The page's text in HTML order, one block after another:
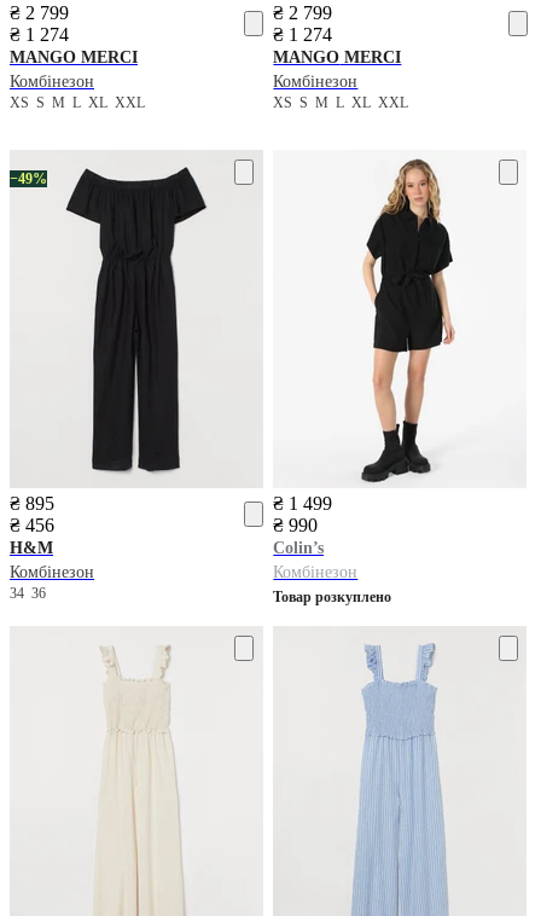
₴ 2 799
₴ 1 274
MANGO MERCI
Комбінезон
XS S M L XL XXL
₴ 2 799
₴ 1 274
MANGO MERCI
Комбінезон
XSSMLXLXXL
−49%
₴ 895
₴ 456
H&M
Комбінезон
34 36
₴ 1 499
₴ 990
Colin’s
Комбінезон
Товар розкуплено